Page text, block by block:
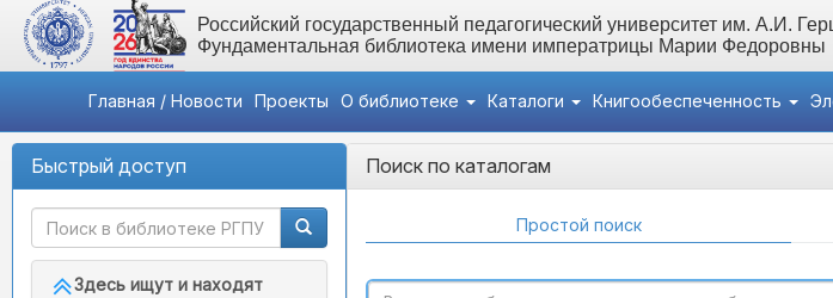
Российский государственный педагогический университет им. А.И.
Фундаментальная библиотека имени императрицы Марии Федоровны
Главная / Новости Проекты О библиотеке Каталоги Книгообеспеченность
Быстрый доступ
Здесь ищут и находят
Поиск по каталогам
Простой поиск